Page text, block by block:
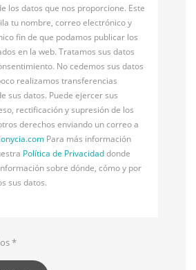
los datos que nos proporcione. Este
tu nombre, correo electrónico y
fin de que podamos publicar los
en la web. Tratamos sus datos
No cedemos sus datos
realizamos transferencias
sus datos. Puede ejercer sus
rectificación y supresión de los
derechos enviando un correo a
Para más información
Política de Privacidaddonde
sobre dónde, cómo y por
sus datos.
*